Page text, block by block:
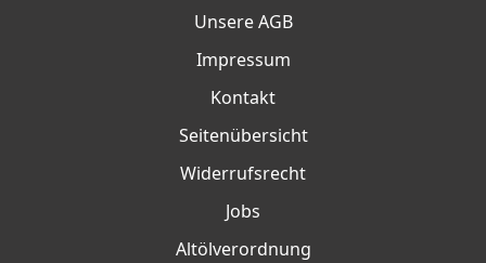
Unsere AGB
Impressum
Kontakt
Seitenübersicht
Widerrufsrecht
Jobs
Altölverordnung